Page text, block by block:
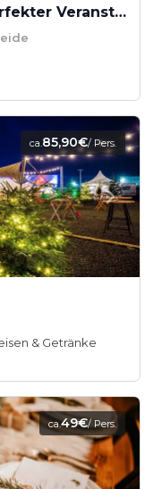
,,Rundum-sorglos'' - Ihr perfekter Veranstaltungstag
ca.85,90€/ Pers.
& Getränke
ca.49€/ Pers.